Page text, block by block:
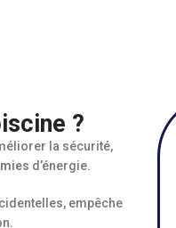
?
la sécurité,
d’énergie.
empêche